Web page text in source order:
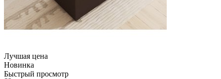
Лучшая цена
Новинка
Быстрый просмотр